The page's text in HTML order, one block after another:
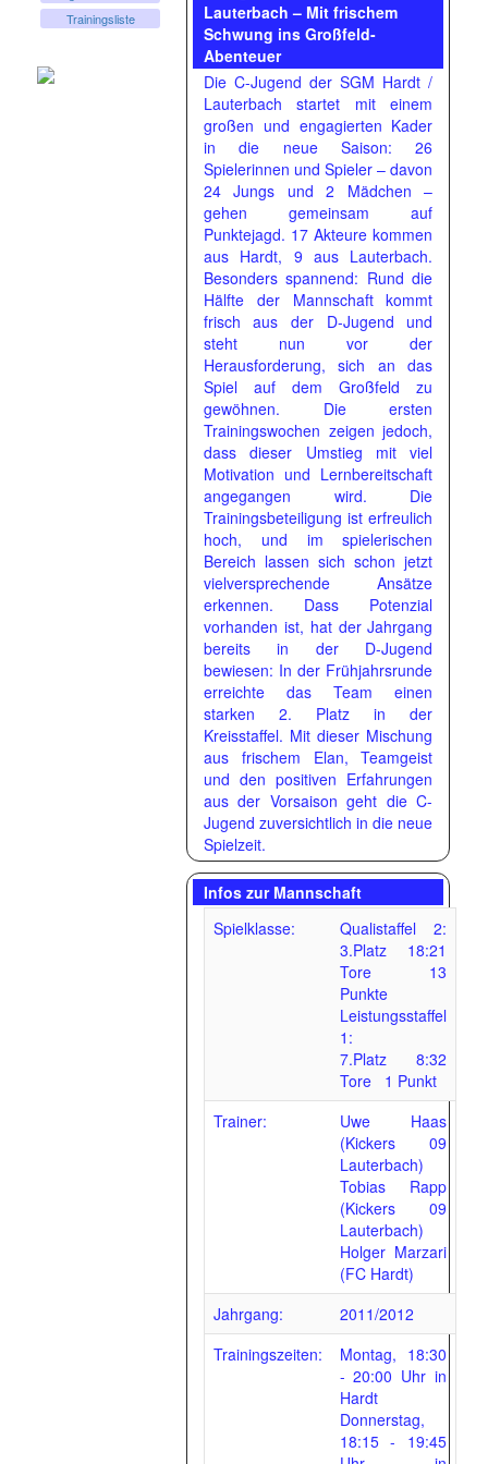
Trainingsliste
Lauterbach – Mit frischem
Schwung ins Großfeld-
Abenteuer
Die C-Jugend der SGM Hardt /
Lauterbach startet mit einem
großen und engagierten Kader
in die neue Saison: 26
Spielerinnen und Spieler – davon
24 Jungs und 2 Mädchen –
gehen gemeinsam auf
Punktejagd. 17 Akteure kommen
aus Hardt, 9 aus Lauterbach.
Besonders spannend: Rund die
Hälfte der Mannschaft kommt
frisch aus der D-Jugend und
steht nun vor der
Herausforderung, sich an das
Spiel auf dem Großfeld zu
gewöhnen. Die ersten
Trainingswochen zeigen jedoch,
dass dieser Umstieg mit viel
Motivation und Lernbereitschaft
angegangen wird. Die
Trainingsbeteiligung ist erfreulich
hoch, und im spielerischen
Bereich lassen sich schon jetzt
vielversprechende Ansätze
erkennen. Dass Potenzial
vorhanden ist, hat der Jahrgang
bereits in der D-Jugend
bewiesen: In der Frühjahrsrunde
erreichte das Team einen
starken 2. Platz in der
Kreisstaffel. Mit dieser Mischung
aus frischem Elan, Teamgeist
und den positiven Erfahrungen
aus der Vorsaison geht die C-
Jugend zuversichtlich in die neue
Spielzeit.
Infos zur Mannschaft
Spielklasse:
Qualistaffel 2:
3.Platz 18:21
Tore 13
Punkte
Leistungsstaffel
1:
7.Platz 8:32
Tore 1 Punkt
Trainer:
Uwe Haas
(Kickers 09
Lauterbach)
Tobias Rapp
(Kickers 09
Lauterbach)
Holger Marzari
(FC Hardt)
Jahrgang:
2011/2012
Trainingszeiten:
Montag, 18:30
- 20:00 Uhr in
Hardt
Donnerstag,
18:15 - 19:45
Vorrundenabschluss
der C-